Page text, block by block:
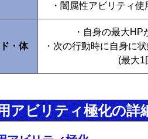
・闇属性アビリティ
・体
・自身の最大HP
・次の行動時に自身に
(最大1
アビリティ極化の詳